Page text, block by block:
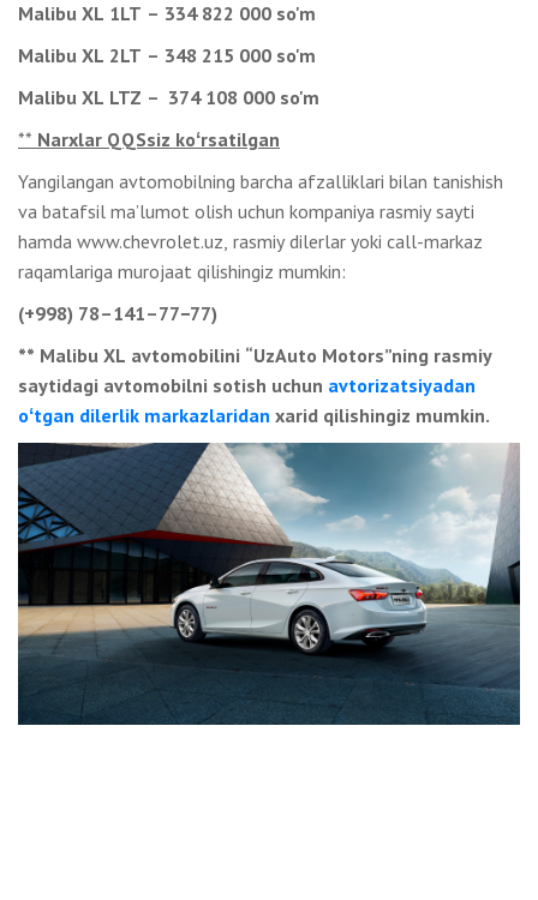
Malibu XL 1LT – 334 822 000 so'm
Malibu XL 2LT – 348 215 000 so'm
Malibu XL LTZ – 374 108 000 so'm
** Narxlar QQSsiz koʻrsatilgan
Yangilangan avtomobilning barcha afzalliklari bilan tanishish
va batafsil ma’lumot olish uchun kompaniya rasmiy sayti
hamda www.chevrolet.uz, rasmiy dilerlar yoki call-markaz
raqamlariga murojaat qilishingiz mumkin:
(+998) 78–141–77−77)
** Malibu XL avtomobilini “UzAuto Motors”ning rasmiy
saytidagi avtomobilni sotish uchun avtorizatsiyadan
oʻtgan dilerlik markazlaridan xarid qilishingiz mumkin.